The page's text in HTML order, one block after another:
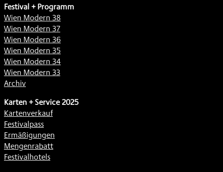
Festival + Programm
Wien Modern 38
Wien Modern 37
Wien Modern 36
Wien Modern 35
Wien Modern 34
Wien Modern 33
Archiv
Karten + Service 2025
Kartenverkauf
Festivalpass
Ermäßigungen
Mengenrabatt
Festivalhotels